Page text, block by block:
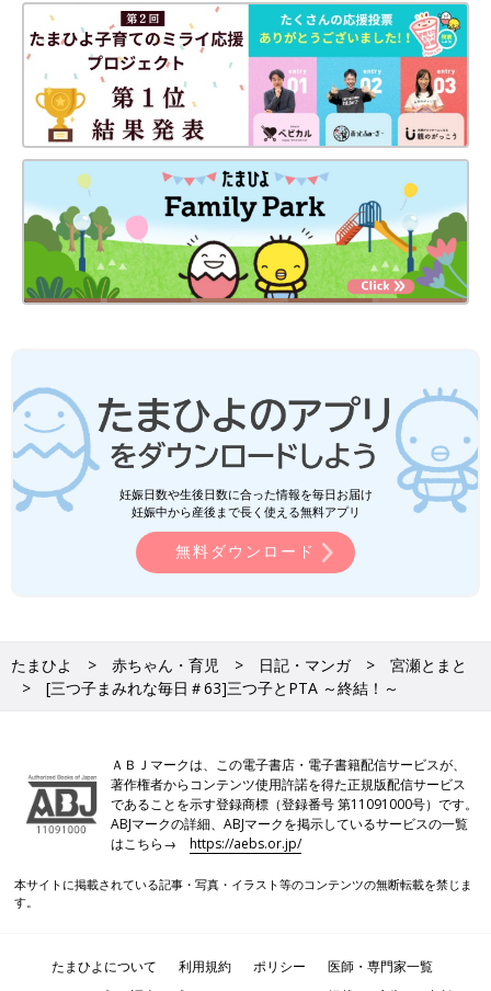
さて、お次は小学校のPTAが待ってます。
小学校も同じルールなのです。6年間で3回！相変わらずママ友た
ちは大変じゃない？と言ってくれるのですが、園児の三つ子をワ
ンオペしながら3年間で3回やる！と一度決心した私です。三つ子
も成長してもうちょっと楽になってるはず。
それなりに大変でしょうけど、なんとか頑張りたい！と思うので
す☆
前回のお話：三つ子とPTA ～実際に活動してみて～
「三つ子まみれな毎日」今までのお話はこちら
まさかの初妊娠で三つ子！夫は単身赴任でワンオペ！手も足りな
い目も足りないおっぱいも足りない！さあどうしよう！
まわりに助けてもらいながらなんとか三つ子育児中☆
Twitter @mitsugobiyori
インスタグラム @mitsugobiyori
妊娠日数や生後日数に合った情報を毎日お届け
妊娠中から産後まで長く使える無料アプリ
無料ダウンロード
たまひよ 赤ちゃん・育児 日記・マンガ
宮瀬とまと
[三つ子まみれな毎日＃63]三つ子とPTA ～終結！～
ＡＢＪマークは、この電子書店・電子書籍配信サービスが、
著作権者からコンテンツ使用許諾を得た正規版配信サービス
であることを示す登録商標（登録番号 第11091000号）です。
ABJマークの詳細、ABJマークを掲示しているサービスの一覧
はこちら→https://aebs.or.jp/
本サイトに掲載されている記事・写真・イラスト等のコンテンツの無断転載を禁じま
す。
たまひよについて 利用規約 ポリシー
医師・専門家一覧